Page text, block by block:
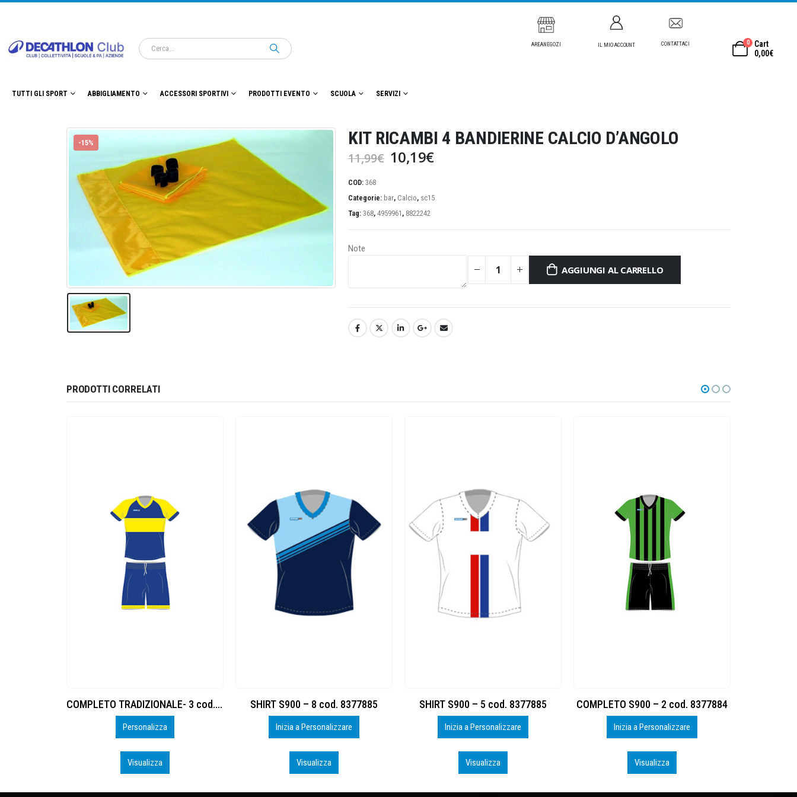
AREANEGOZI IL MIO ACCOUNT CONTATTACI 0
Cart
0,00€
TUTTI GLI SPORT ABBIGLIAMENTO ACCESSORI SPORTIVI PRODOTTI EVENTO SCUOLA SERVIZI
-15% KIT RICAMBI 4 BANDIERINE CALCIO D’ANGOLO
11,99€ Il
prezzo
era:
11,99€.
10,19€Il
è:
COD: 368
Categorie: bar, Calcio, sc15
Tag: 368, 4959961 , 8822242
Note
AGGIUNGI AL CARRELLO
PRODOTTI CORRELATI
COMPLETO TRADIZIONALE- 3 cod.8377881
Personalizza
Visualizza
SHIRT S900 – 8 cod. 8377885
Inizia a Personalizzare
Visualizza
SHIRT S900 – 5 cod. 8377885
Inizia a Personalizzare
Visualizza
COMPLETO S900 – 2 cod. 8377884
Inizia a Personalizzare
Visualizza